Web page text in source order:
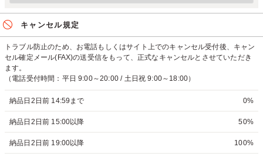
キャンセル規定
トラブル防止のため、お電話もしくはサイト上でのキャンセル受付後、キャン
セル確定メール(FAX)の送受信をもって、正式なキャンセルとさせていただき
ます。
（電話受付時間：平日 9:00～20:00 / 土日祝 9:00～18:00）
納品日2日前 14:59まで 0%
納品日2日前 15:00以降 50%
納品日2日前 19:00以降 100%